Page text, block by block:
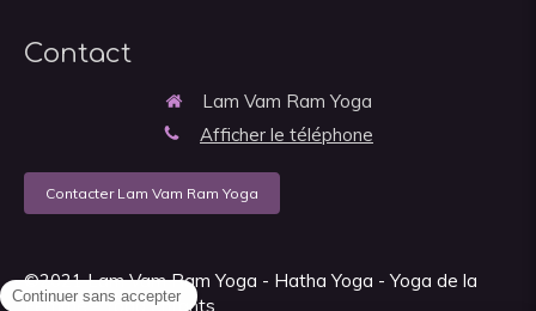
Contact
Lam Vam Ram Yoga
Afficher le téléphone
Contacter Lam Vam Ram Yoga
©2021 Lam Vam Ram Yoga - Hatha Yoga - Yoga de la
Femme - Yoga enfants